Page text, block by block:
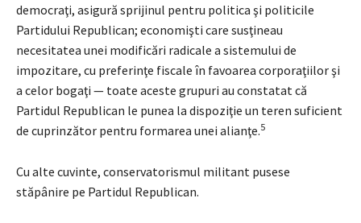
democraţi, asigură sprijinul pentru politica şi politicile
Partidului Republican; economişti care susţineau
necesitatea unei modificări radicale a sistemului de
impozitare, cu preferinţe fiscale în favoarea corporaţiilor şi
a celor bogaţi — toate aceste grupuri au constatat că
Partidul Republican le punea la dispoziţie un teren suficient
de cuprinzător pentru formarea unei alianţe.5
Cu alte cuvinte, conservatorismul militant pusese
stăpânire pe Partidul Republican.